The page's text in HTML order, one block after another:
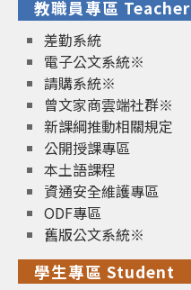
教職員專區 Teacher
差勤系統
電子公文系統※
請購系統※
曾文家商雲端社群※
新課綱推動相關規定
公開授課專區
本土語課程
資通安全維護專區
ODF專區
舊版公文系統※
學生專區 Student